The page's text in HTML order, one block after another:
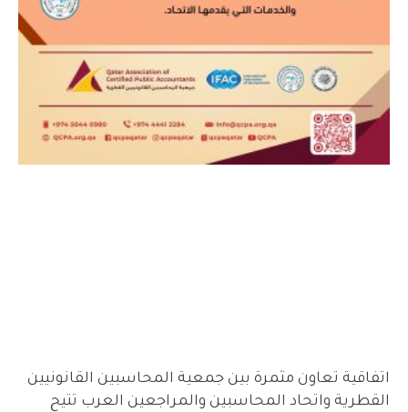
اتفاقية تعاون مثمرة بين جمعية المحاسبين القانونيين
القطرية واتحاد المحاسبين والمراجعين العرب تتيح